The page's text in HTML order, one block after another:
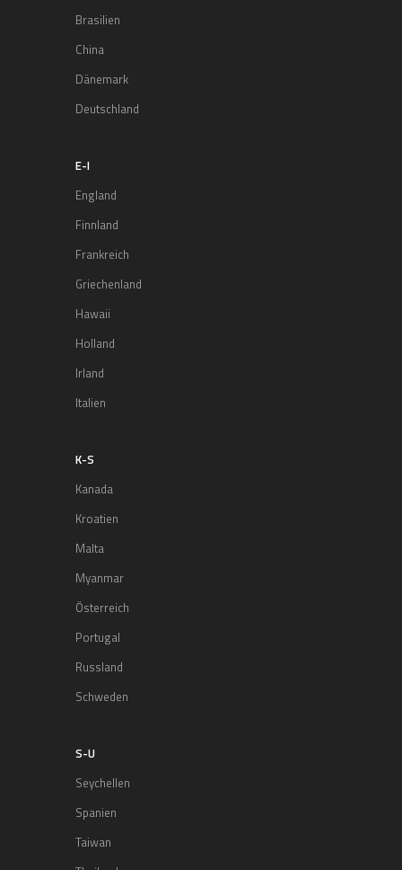
Brasilien
China
Dänemark
Deutschland
E-I
England
Finnland
Frankreich
Griechenland
Hawaii
Holland
Irland
Italien
K-S
Kanada
Kroatien
Malta
Myanmar
Österreich
Portugal
Russland
Schweden
S-U
Seychellen
Spanien
Taiwan